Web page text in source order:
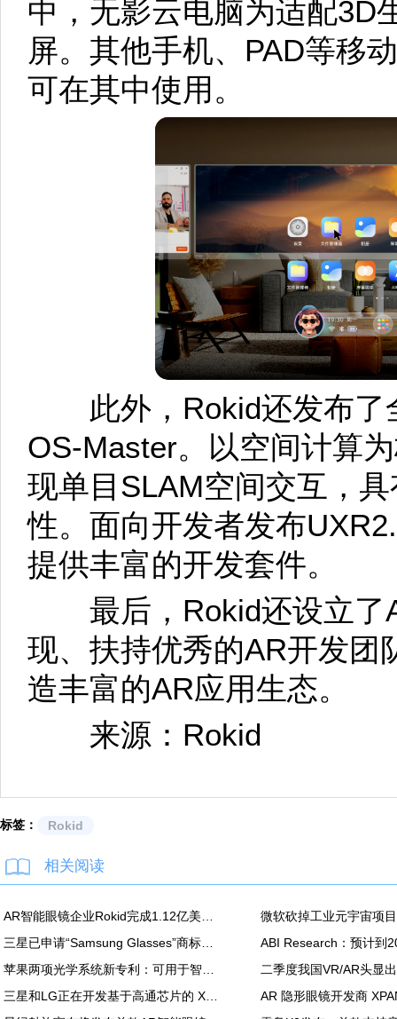
中，无影云电脑为适配3D
屏。其他手机、PAD等移
可在其中使用。
此外，Rokid还发布了
OS-Master。以空间计算
现单目SLAM空间交互，
性。面向开发者发布
提供丰富的开发套件。
最后，Rokid还设立了
现、扶持优秀的AR开发团
造丰富的AR应用生态。
来源：Rokid
标签： Rokid
相关阅读